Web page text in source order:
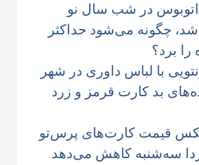
اتوبوس در شب سال نو
شد، چگونه می‌شود حداکثر
را برد؟
با لباس داوری در شهر
بد کارت قرمز و زرد
قیمت کارت‌های پرس‌تو
سه‌شنبه کاهش می‌دهد